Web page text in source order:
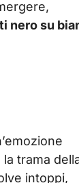
nero su
trama
intoppi,